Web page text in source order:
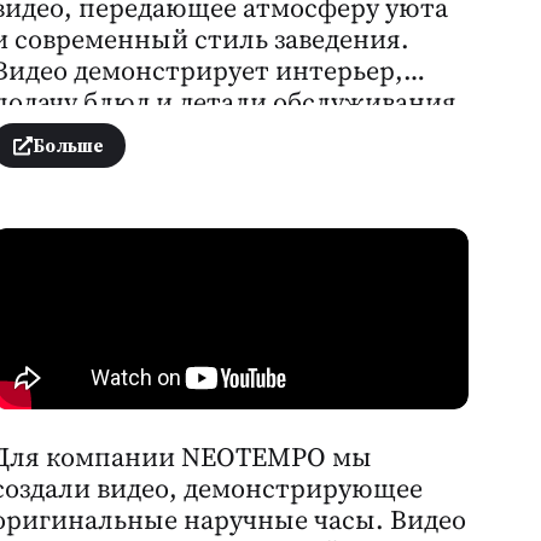
передающее атмосферу уюта
современный стиль заведения.
демонстрирует интерьер,
блюд и детали обслуживания.
съёмка, монтаж
цветокоррекция подчёркивают
Больше
компании NEOTEMPO мы
видео, демонстрирующее
наручные часы. Видео